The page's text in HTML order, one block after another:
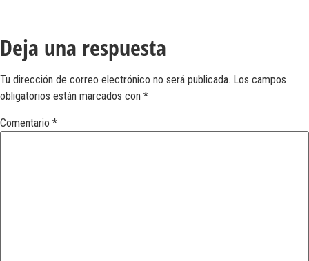
Deja una respuesta
Tu dirección de correo electrónico no será publicada. Los campos
obligatorios están marcados con *
Comentario *